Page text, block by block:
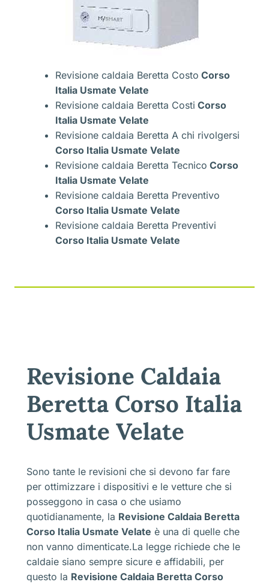
Revisione caldaia Beretta Costo Corso
Italia Usmate Velate
Revisione caldaia Beretta Costi Corso
Italia Usmate Velate
Revisione caldaia Beretta A chi rivolgersi
Corso Italia Usmate Velate
Revisione caldaia Beretta Tecnico Corso
Italia Usmate Velate
Revisione caldaia Beretta Preventivo
Corso Italia Usmate Velate
Revisione caldaia Beretta Preventivi
Corso Italia Usmate Velate
Revisione Caldaia
Beretta Corso Italia
Usmate Velate
Sono tante le revisioni che si devono far fare
per ottimizzare i dispositivi e le vetture che si
posseggono in casa o che usiamo
quotidianamente, la Revisione Caldaia Beretta
Corso Italia Usmate Velate è una di quelle che
non vanno dimenticate.La legge richiede che le
caldaie siano sempre sicure e affidabili, per
questo la Revisione Caldaia Beretta Corso